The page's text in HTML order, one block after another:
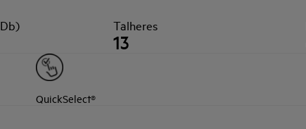
Talheres
13
QuickSelect®